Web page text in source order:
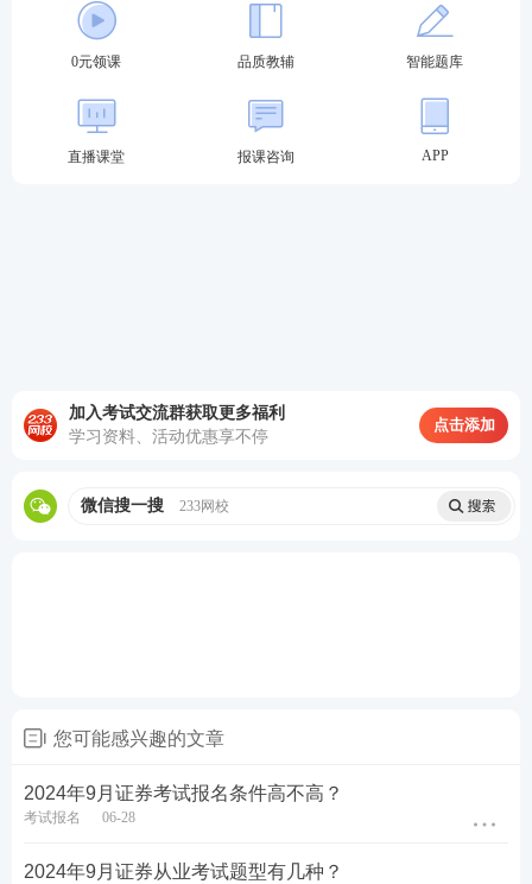
(二)专项业务水平评价测试
一般业务水平评价测试达到基本要求且在有效期内的,
或符合《证券公司董事、监事、高级管理人员及从业
人员管理规则》第十条规定的相关人员,可报名参加专
证券从业水平测试报考流程：
试平台-水平评价测试报名-选择对应报名
进入。
0元领课 品质教辅 智能题库
直播课堂 报课咨询 APP
加入考试交流群获取更多福利
学习资料、活动优惠享不停
点击添加
微信搜一搜 233网校
您可能感兴趣的文章
2024年9月证券考试报名条件高不高？
考试报名 06-28
2024年9月证券从业考试题型有几种？